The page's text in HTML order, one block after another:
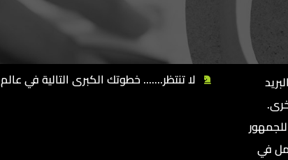
في
لا تنتظر....... خطوتك الكبرى التالية في